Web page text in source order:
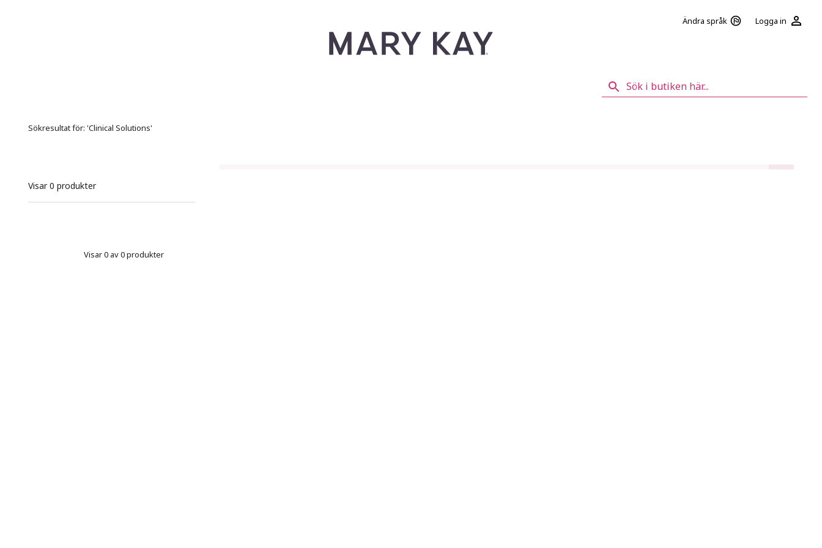
Ändra språk Logga in
Sökresultat för: 'Clinical Solutions'
Visar 0 produkter
Visar 0 av 0 produkter